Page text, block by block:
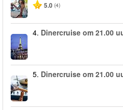
5.0 (4)
4. Dinercruise om 21.00
5. Dinercruise om 21.00